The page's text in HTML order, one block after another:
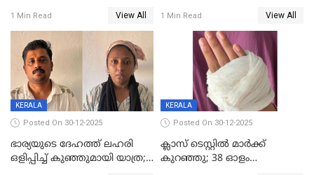
മലയാളി യുവാവിന്റെ ഭാര്യയും
മരിച്ചു
1 Min Read View All
നോട്ടീസയച്ച് ഉമാ തോമസ്
1 Min Read View All
KERALA
Posted On 30-12-2025
ഭാര്യയുടെ ദേഹത്ത് ലഹരി
ഒളിപ്പിച്ച് കുഞ്ഞുമായി യാത്ര;
KERALA
Posted On 30-12-2025
ക്ലാസ് ടെസ്റ്റിൽ മാർക്ക്
കുറഞ്ഞു; 38 ഓളം